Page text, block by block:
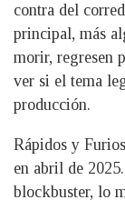
contra del
principal, más
morir, regresen
ver si el tema
producción.
Rápidos y
en abril de
blockbuster, lo